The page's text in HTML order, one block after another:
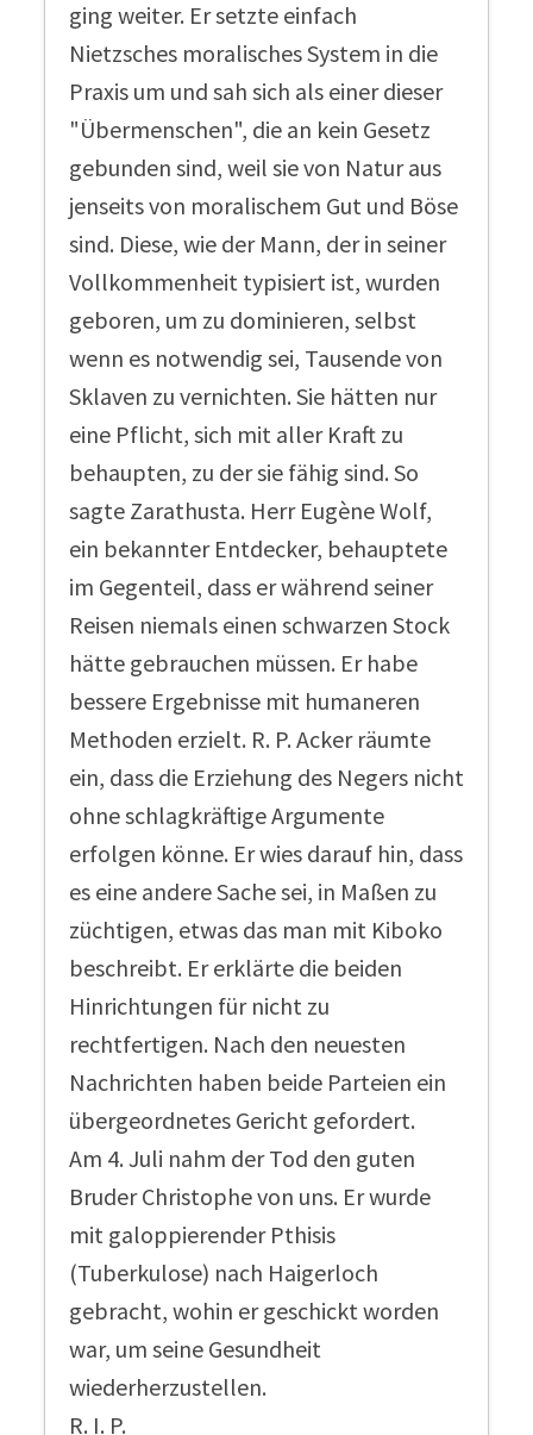
ging weiter. Er setzte einfach
Nietzsches moralisches System in die
Praxis um und sah sich als einer dieser
"Übermenschen", die an kein Gesetz
gebunden sind, weil sie von Natur aus
jenseits von moralischem Gut und Böse
sind. Diese, wie der Mann, der in seiner
Vollkommenheit typisiert ist, wurden
geboren, um zu dominieren, selbst
wenn es notwendig sei, Tausende von
Sklaven zu vernichten. Sie hätten nur
eine Pflicht, sich mit aller Kraft zu
behaupten, zu der sie fähig sind. So
sagte Zarathusta. Herr Eugène Wolf,
ein bekannter Entdecker, behauptete
im Gegenteil, dass er während seiner
Reisen niemals einen schwarzen Stock
hätte gebrauchen müssen. Er habe
bessere Ergebnisse mit humaneren
Methoden erzielt. R. P. Acker räumte
ein, dass die Erziehung des Negers nicht
ohne schlagkräftige Argumente
erfolgen könne. Er wies darauf hin, dass
es eine andere Sache sei, in Maßen zu
züchtigen, etwas das man mit Kiboko
beschreibt. Er erklärte die beiden
Hinrichtungen für nicht zu
rechtfertigen. Nach den neuesten
Nachrichten haben beide Parteien ein
übergeordnetes Gericht gefordert.
Am 4. Juli nahm der Tod den guten
Bruder Christophe von uns. Er wurde
mit galoppierender Pthisis
(Tuberkulose) nach Haigerloch
gebracht, wohin er geschickt worden
war, um seine Gesundheit
wiederherzustellen.
R. I. P.